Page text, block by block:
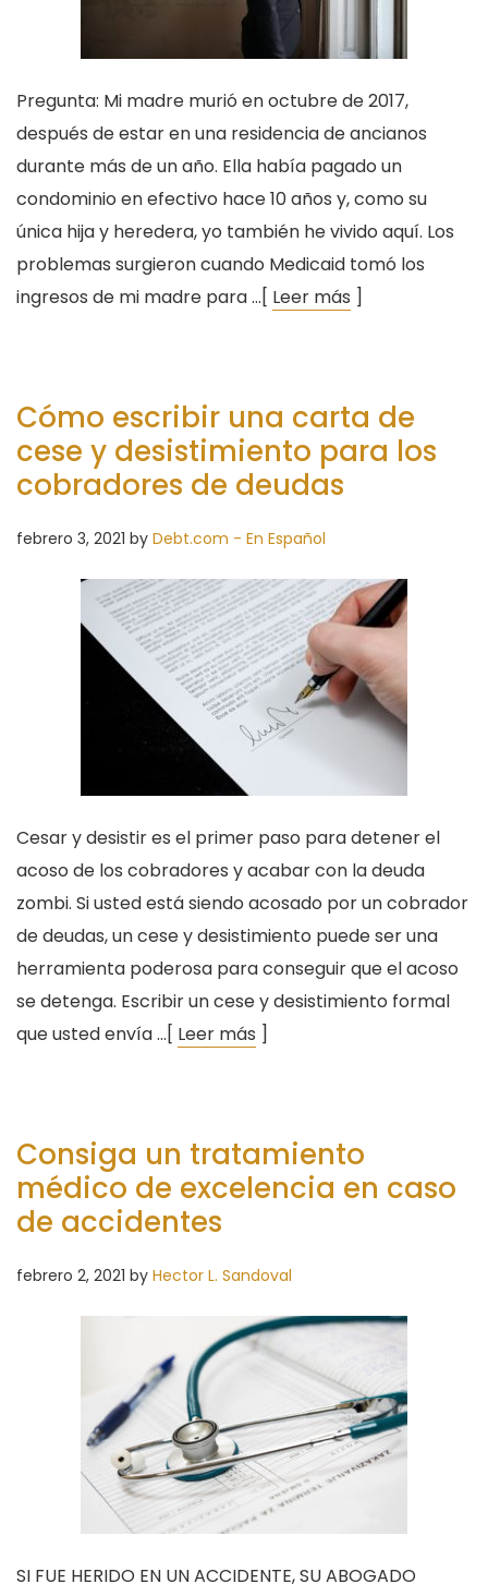
Pregunta: Mi madre murió en octubre de 2017,
después de estar en una residencia de ancianos
durante más de un año. Ella había pagado un
condominio en efectivo hace 10 años y, como su
única hija y heredera, yo también he vivido aquí. Los
problemas surgieron cuando Medicaid tomó los
ingresos de mi madre para …[ Leer más ]
Cómo escribir una carta de
cese y desistimiento para los
cobradores de deudas
febrero 3, 2021 by Debt.com - En Español
Cesar y desistir es el primer paso para detener el
acoso de los cobradores y acabar con la deuda
zombi. Si usted está siendo acosado por un cobrador
de deudas, un cese y desistimiento puede ser una
herramienta poderosa para conseguir que el acoso
se detenga. Escribir un cese y desistimiento formal
que usted envía …[ Leer más ]
Consiga un tratamiento
médico de excelencia en caso
de accidentes
febrero 2, 2021 by Hector L. Sandoval
SI FUE HERIDO EN UN ACCIDENTE, SU ABOGADO